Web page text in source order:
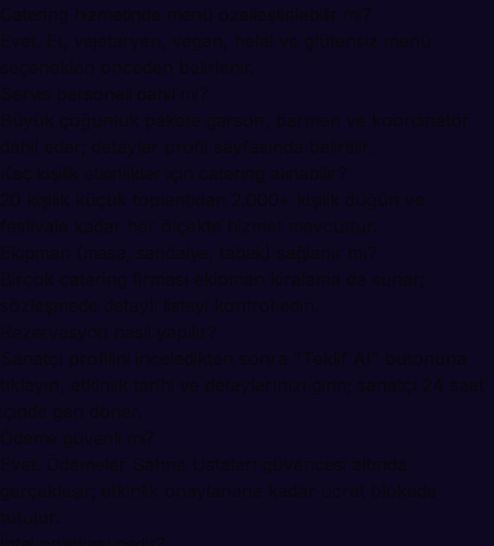
Catering hizmetinde menü özelleştirilebilir mi?
Evet. Et, vejetaryen, vegan, helal ve glütensiz menü
seçenekleri önceden belirlenir.
Servis personeli dahil mi?
Büyük çoğunluk pakete garson, barmen ve koordinatör
dahil eder; detaylar profil sayfasında belirtilir.
Kaç kişilik etkinlikler için catering alınabilir?
20 kişilik küçük toplantıdan 2.000+ kişilik düğün ve
festivale kadar her ölçekte hizmet mevcuttur.
Ekipman (masa, sandalye, tabak) sağlanır mı?
Birçok catering firması ekipman kiralama da sunar;
sözleşmede detaylı listeyi kontrol edin.
Rezervasyon nasıl yapılır?
Sanatçı profilini inceledikten sonra "Teklif Al" butonuna
tıklayın, etkinlik tarihi ve detaylarınızı girin; sanatçı 24 saat
içinde geri döner.
Ödeme güvenli mi?
Evet. Ödemeler Sahne Ustaları güvencesi altında
gerçekleşir; etkinlik onaylanana kadar ücret blokede
tutulur.